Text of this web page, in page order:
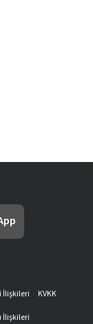
İlişkileri
KVKK
İlişkileri